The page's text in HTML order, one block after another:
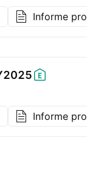
Informe
Informe